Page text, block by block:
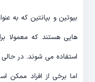
بیوتین و بپانتین که به
هایی هستند که معمولا
استفاده می شوند. در
اما برخی از افراد ممکن